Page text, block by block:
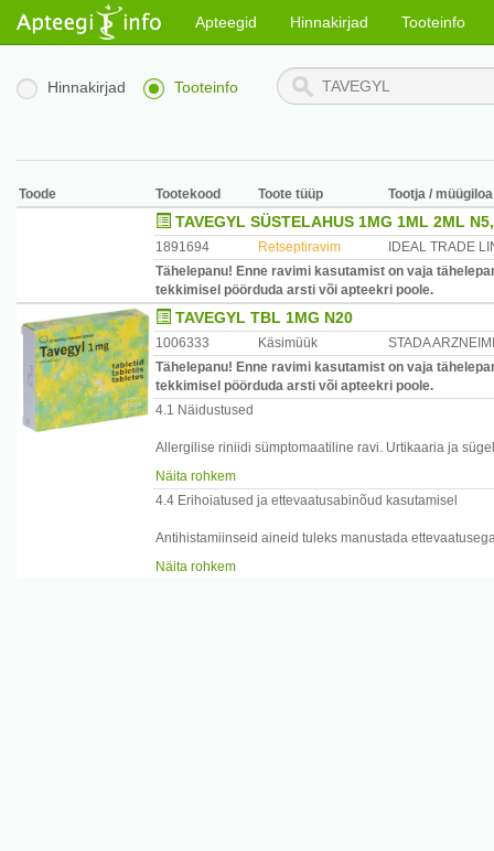
Apteegid Hinnakirjad Tooteinfo
Hinnakirjad Tooteinfo
Toode Tootekood Toote tüüp Tootja /
TAVEGYL SÜSTELAHUS 1MG 1ML 2ML
1891694 Retseptiravim
IDEAL TRADE
Tähelepanu! Enne ravimi kasutamist on vaja
tekkimisel pöörduda arsti või apteekri poole.
TAVEGYL TBL 1MG N20
1006333 Käsimüük
STADA
Tähelepanu! Enne ravimi kasutamist on vaja
tekkimisel pöörduda arsti või apteekri poole.
4.1 Näidustused
Allergilise riniidi sümptomaatiline ravi. Urtikaaria ja
Näita rohkem
4.4 Erihoiatused ja ettevaatusabinõud kasutamisel
Antihistamiinseid aineid tuleks manustada
1
Näita rohkem